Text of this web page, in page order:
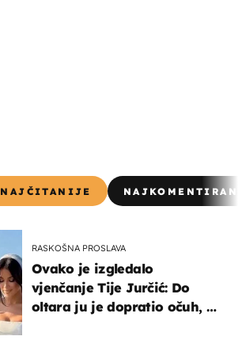
NAJČITANIJE
RASKOŠNA PROSLAVA
Ovako je izgledalo
vjenčanje Tije Jurčić: Do
oltara ju je dopratio očuh, a